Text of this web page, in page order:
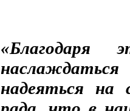
надеяться на